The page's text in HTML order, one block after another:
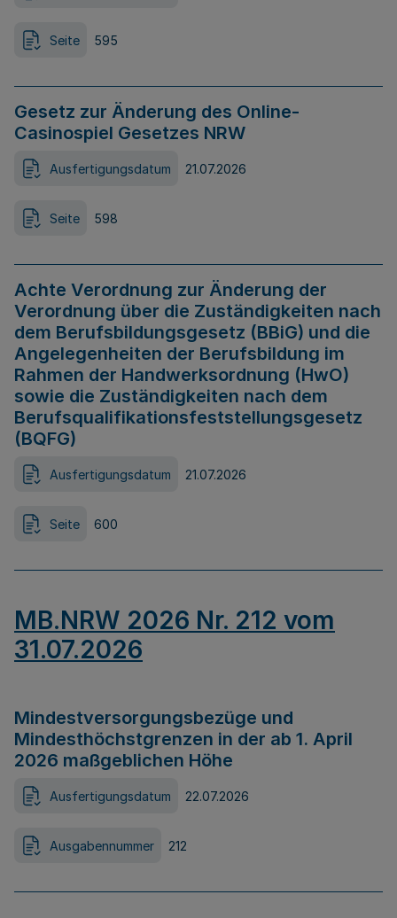
Seite 595
Gesetz zur Änderung des Online-
Casinospiel Gesetzes NRW
Ausfertigungsdatum 21.07.2026
Seite 598
Achte Verordnung zur Änderung der
Verordnung über die Zuständigkeiten nach
dem Berufsbildungsgesetz (BBiG) und die
Angelegenheiten der Berufsbildung im
Rahmen der Handwerksordnung (HwO)
sowie die Zuständigkeiten nach dem
Berufsqualifikationsfeststellungsgesetz
(BQFG)
Ausfertigungsdatum 21.07.2026
Seite 600
MB.NRW 2026 Nr. 212 vom
31.07.2026
Mindestversorgungsbezüge und
Mindesthöchstgrenzen in der ab 1. April
2026 maßgeblichen Höhe
Ausfertigungsdatum 22.07.2026
Ausgabennummer 212